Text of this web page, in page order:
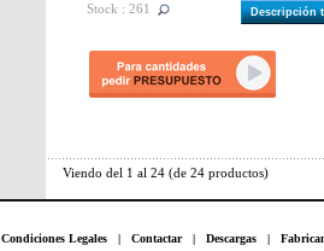
Stock : 261 Descripción
Viendo del 1 al 24 (de 24 productos)
Condiciones Legales | Contactar| Descargas |